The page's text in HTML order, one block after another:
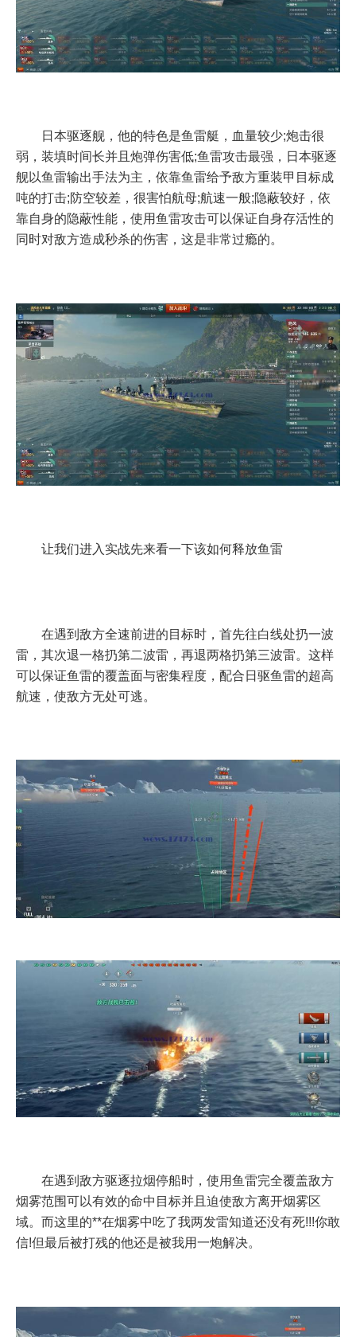
日本驱逐舰，他的特色是鱼雷艇，血量较少;炮击很
弱，装填时间长并且炮弹伤害低;鱼雷攻击最强，日本驱逐
舰以鱼雷输出手法为主，依靠鱼雷给予敌方重装甲目标成
吨的打击;防空较差，很害怕航母;航速一般;隐蔽较好，依
靠自身的隐蔽性能，使用鱼雷攻击可以保证自身存活性的
同时对敌方造成秒杀的伤害，这是非常过瘾的。
让我们进入实战先来看一下该如何释放鱼雷
在遇到敌方全速前进的目标时，首先往白线处扔一波
雷，其次退一格扔第二波雷，再退两格扔第三波雷。这样
可以保证鱼雷的覆盖面与密集程度，配合日驱鱼雷的超高
航速，使敌方无处可逃。
在遇到敌方驱逐拉烟停船时，使用鱼雷完全覆盖敌方
烟雾范围可以有效的命中目标并且迫使敌方离开烟雾区
域。而这里的**在烟雾中吃了我两发雷知道还没有死!!!你敢
信!但最后被打残的他还是被我用一炮解决。